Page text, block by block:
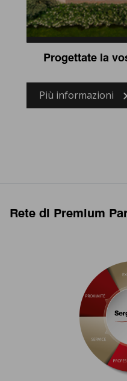
Progettate la
Più informazioni
Rete di Premium